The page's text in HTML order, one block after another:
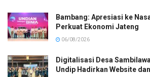
Bambang: Apresiasi ke
Perkuat Ekonomi Jateng
06/08/2026
Digitalisasi Desa
Undip Hadirkan Website